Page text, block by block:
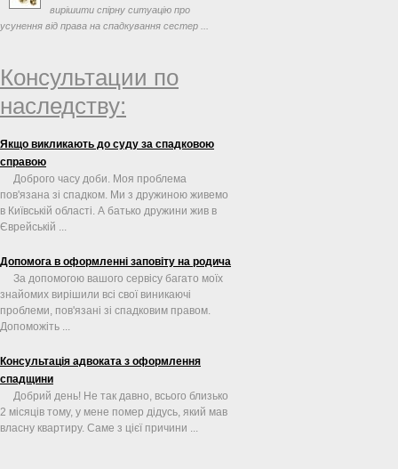
вирішити спірну ситуацію про
усунення від права на спадкування сестер ...
Консультации по
наследству:
Якщо викликають до суду за спадковою
справою
Доброго часу доби. Моя проблема
пов'язана зі спадком. Ми з дружиною живемо
в Київській області. А батько дружини жив в
Єврейській ...
Допомога в оформленні заповіту на родича
За допомогою вашого сервісу багато моїх
знайомих вирішили всі свої виникаючі
проблеми, пов'язані зі спадковим правом.
Допоможіть ...
Консультація адвоката з оформлення
спадщини
Добрий день! Не так давно, всього близько
2 місяців тому, у мене помер дідусь, який мав
власну квартиру. Саме з цієї причини ...